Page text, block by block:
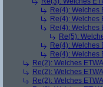
Re(4): Welches
Re(4): Welches
Re(4): Welches
Re(5):
Re(4): Welches
Re(4): Welches
Re(2): Welches
Re(2): Welches
Re(2): Welches